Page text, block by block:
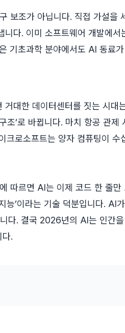
보조가 아닙니다. 직접 가설을
다. 이미 소프트웨어 개발에
기초과학 분야에서도 AI 동료
대한 데이터센터를 짓는 시대
조’로 바뀝니다. 마치 항공 관
로소프트는 양자 컴퓨팅이 수
따르면 AI는 이제 코드 한 줄
능’이라는 기술 덕분입니다. AI
다. 결국 2026년의 AI는 인간
.